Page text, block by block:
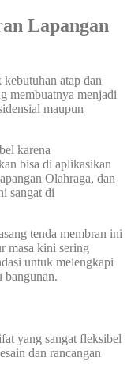
Lapangan
atap dan
membuatnya menjadi
maupun
karena
bisa di aplikasikan
Olahraga, dan
sangat di
tenda membran ini
masa kini sering
untuk melengkapi
bangunan.
yang sangat fleksibel
dan rancangan